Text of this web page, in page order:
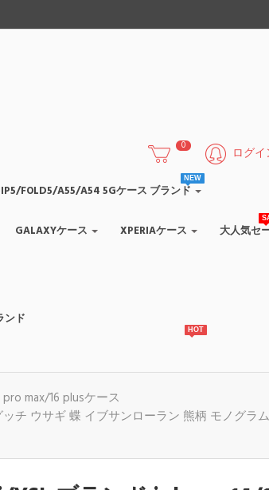
ログイ
0
NEW
FOLD5/A55/A54 5Gケース ブランド
GALAXYケース XPERIAケース 大人気セ
ンド
HOT
max/16 plusケース
チ ウサギ 蝶 イブサンローラン 熊柄 モノグラ